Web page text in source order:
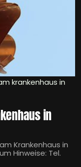
krankenhaus in
in
Krankenhaus in
Hinweise: Tel.